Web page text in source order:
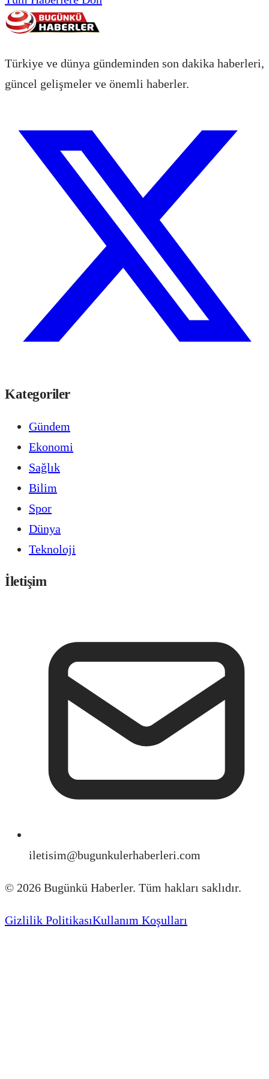
Türkiye ve dünya gündeminden son dakika haberleri,
güncel gelişmeler ve önemli haberler.
Kategoriler
Gündem
Ekonomi
Sağlık
Bilim
Spor
Dünya
Teknoloji
İletişim
iletisim@bugunkulerhaberleri.com
© 2026 Bugünkü Haberler. Tüm hakları saklıdır.
Gizlilik PolitikasıKullanım Koşulları